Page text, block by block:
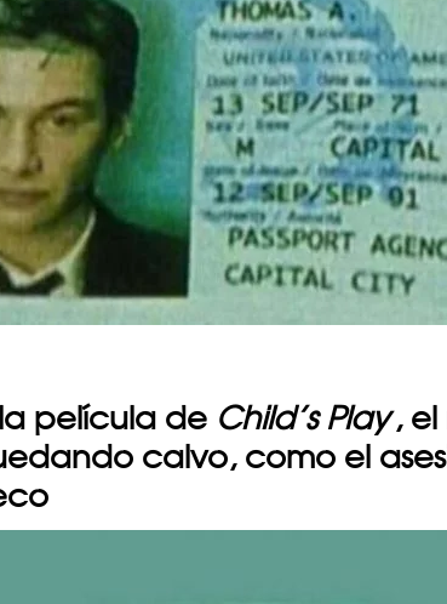
película de Child’s Play,
calvo, como el